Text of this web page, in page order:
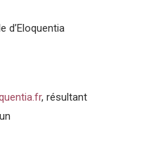
d’Eloquentia
, résultant